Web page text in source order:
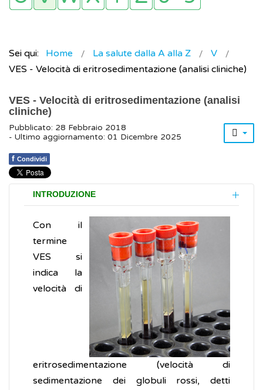
Sei qui: Home La salute dalla A alla Z
V
VES - Velocità di eritrosedimentazione (analisi cliniche)
VES - Velocità di eritrosedimentazione (analisi
cliniche)
Pubblicato: 28 Febbraio 2018
- Ultimo aggiornamento: 01 Dicembre 2025
f Condividi
INTRODUZIONE
Con il
termine
VES si
indica la
velocità di
eritrosedimentazione (velocità di
sedimentazione dei globuli rossi, detti